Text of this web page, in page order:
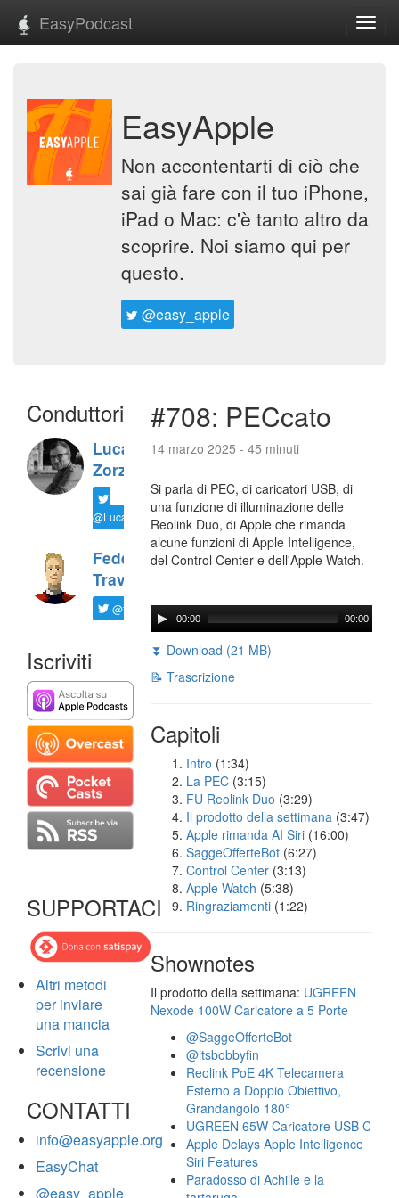
EasyPodcast
EasyApple
Non accontentarti di ciò che
sai già fare con il tuo iPhone,
iPad o Mac: c'è tanto altro da
scoprire. Noi siamo qui per
questo.
@easy_apple
Conduttori
Luca
Zorzi
@LucaTNT
Federico
Travaini
@ftrava
Iscriviti
SUPPORTACI
Altri metodi
per inviare
una mancia
Scrivi una
recensione
CONTATTI
info@easyapple.org
EasyChat
@easy_apple
#708: PECcato
14 marzo 2025 - 45 minuti
Si parla di PEC, di caricatori USB, di
una funzione di illuminazione delle
Reolink Duo, di Apple che rimanda
alcune funzioni di Apple Intelligence,
del Control Center e dell'Apple Watch.
00:00 00:00
⏬ Download (21 MB)
📝 Trascrizione
Capitoli
Intro (1:34)
La PEC (3:15)
FU Reolink Duo (3:29)
Il prodotto della settimana (3:47)
Apple rimanda AI Siri (16:00)
SaggeOfferteBot (6:27)
Control Center (3:13)
Apple Watch (5:38)
Ringraziamenti (1:22)
Shownotes
Il prodotto della settimana: UGREEN
Nexode 100W Caricatore a 5 Porte
@SaggeOfferteBot
@itsbobbyfin
Reolink PoE 4K Telecamera
Esterno a Doppio Obiettivo,
Grandangolo 180°
UGREEN 65W Caricatore USB C
Apple Delays Apple Intelligence
Siri Features
Paradosso di Achille e la